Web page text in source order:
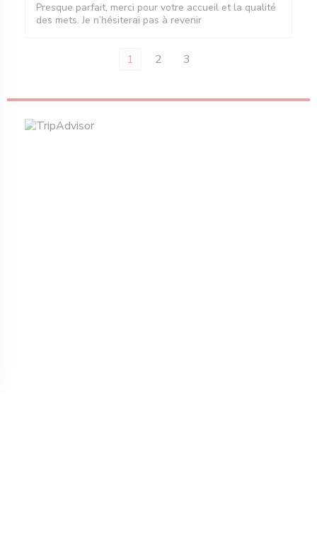
Presque parfait, merci pour votre accueil et la qualité
des mets. Je n’hésiterai pas à revenir
1 2 3